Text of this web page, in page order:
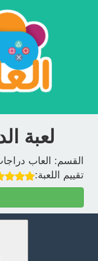
لعبة
القسم:
العاب
تقييم اللعبة: